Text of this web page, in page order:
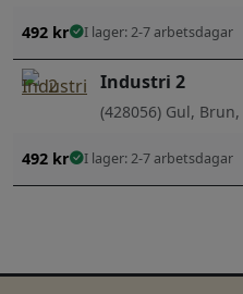
492 kr I lager: 2-7 arbetsdagar
Industri 2
(428056) Gul,
492 kr I lager: 2-7 arbetsdagar